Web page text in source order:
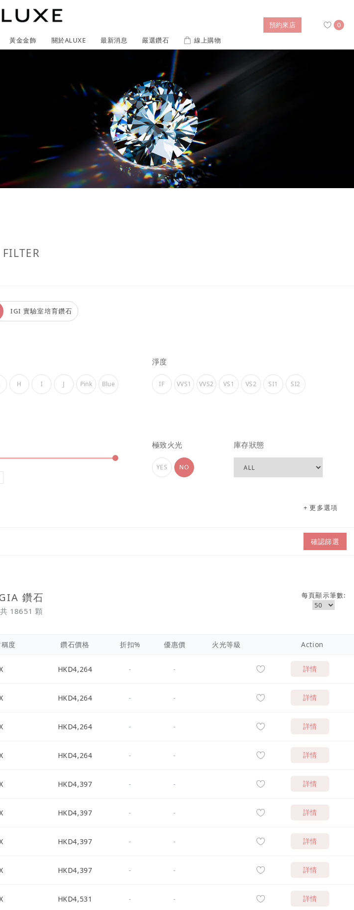
黃金金飾 關於ALUXE 最新消息 嚴選鑽石 線上購物
預約來店 0
璀燦擁抱
訂製對戒 戀人系列對戒
Only You 系列 Nature 系列
風格戒指
CareBears 系列 戀人系列
經典米奇系列 迪士尼公主系列
迪士尼系列
黃金手鍊/手鐲 黃金項鍊
金飾 結婚套組
售後服務
幸福指南
IGI培育鑽價格查詢
搜尋
FILTER
IGI 實驗室培育鑽石
H I J Pink Blue
淨度
IF VVS1 VVS2 VS1 VS2 SI1 SI2
極致火光
YES NO
庫存狀態
+ 更多選項
確認篩選
鑽石
共 18651 顆
每頁顯示筆數:
度 鑽石價格 折扣% 優惠價 火光等級 Action
HKD4,264 - - 詳情
HKD4,264 - - 詳情
HKD4,264 - - 詳情
HKD4,264 - - 詳情
HKD4,397 - - 詳情
HKD4,397 - - 詳情
HKD4,397 - - 詳情
HKD4,397 - - 詳情
HKD4,531 - - 詳情